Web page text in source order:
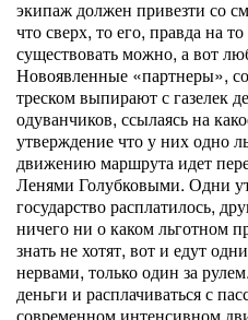
экипаж должен привезти со
что сверх, то его, правда на
существовать можно, а вот
Новоявленные «партнеры»,
треском выпирают с газелек
одуванчиков, ссылаясь на
утверждение что у них одно
движению маршрута идет
Ленями Голубковыми. Одни
государство расплатилось,
ничего ни о каком льготном
знать не хотят, вот и едут
нервами, только один за
деньги и расплачиваться с